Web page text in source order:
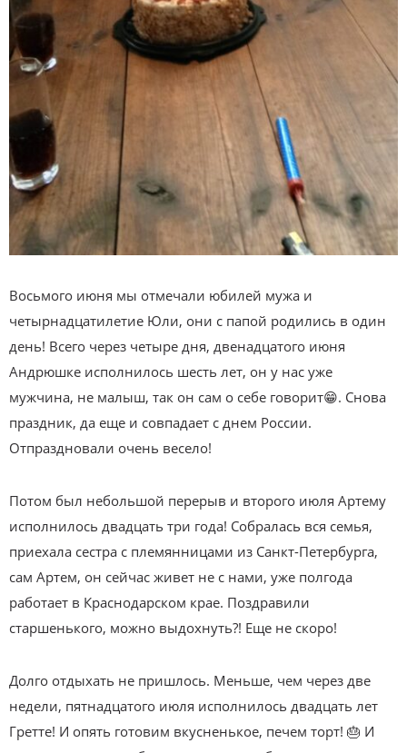
Восьмого июня мы отмечали юбилей мужа и
четырнадцатилетие Юли, они с папой родились в один
день! Всего через четыре дня, двенадцатого июня
Андрюшке исполнилось шесть лет, он у нас уже
мужчина, не малыш, так он сам о себе говорит😁. Снова
праздник, да еще и совпадает с днем России.
Отпраздновали очень весело!
Потом был небольшой перерыв и второго июля Артему
исполнилось двадцать три года! Собралась вся семья,
приехала сестра с племянницами из Санкт-Петербурга,
сам Артем, он сейчас живет не с нами, уже полгода
работает в Краснодарском крае. Поздравили
старшенького, можно выдохнуть?! Еще не скоро!
Долго отдыхать не пришлось. Меньше, чем через две
недели, пятнадцатого июля исполнилось двадцать лет
Гретте! И опять готовим вкусненькое, печем торт! 🎂 И